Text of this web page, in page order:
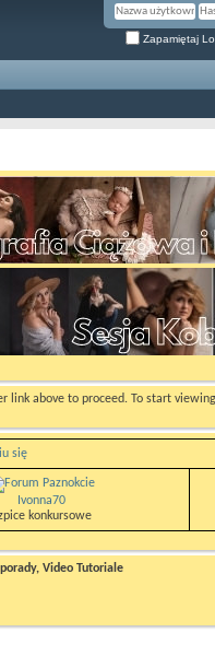
Zapamiętaj
link above to proceed. To start
się
Ivonna70
konkursowe
Video Tutoriale